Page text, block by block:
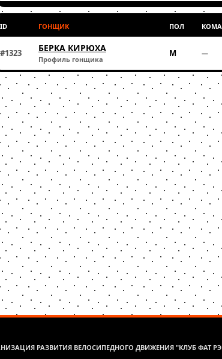
ID ГОНЩИК ПОЛ
#1323 БЕРКА КИРЮХА
Профиль гонщика
М —
РАЗВИТИЯ ВЕЛОСИПЕДНОГО ДВИЖЕНИЯ "КЛУБ ФАТ